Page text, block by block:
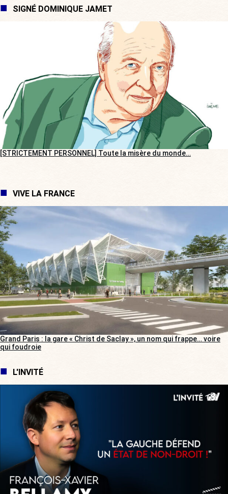
SIGNÉ DOMINIQUE JAMET
[STRICTEMENT PERSONNEL] Toute la misère du monde…
VIVE LA FRANCE
Grand Paris : la gare « Christ de Saclay », un nom qui frappe… voire
qui foudroie
L'INVITÉ